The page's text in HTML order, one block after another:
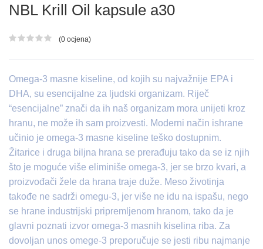
NBL Krill Oil kapsule a30
Ocjena proizvoda
(0 ocjena)
Omega-3 masne kiseline, od kojih su najvažnije EPA i
DHA, su esencijalne za ljudski organizam. Riječ
“esencijalne” znači da ih naš organizam mora unijeti kroz
hranu, ne može ih sam proizvesti. Moderni način ishrane
učinio je omega-3 masne kiseline teško dostupnim.
Žitarice i druga biljna hrana se prerađuju tako da se iz njih
što je moguće više eliminiše omega-3, jer se brzo kvari, a
proizvođači žele da hrana traje duže. Meso životinja
takođe ne sadrži omegu-3, jer više ne idu na ispašu, nego
se hrane industrijski pripremljenom hranom, tako da je
glavni poznati izvor omega-3 masnih kiselina riba. Za
dovoljan unos omege-3 preporučuje se jesti ribu najmanje